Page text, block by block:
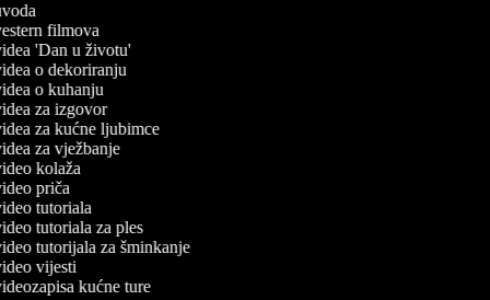
filmova
'Dan u životu'
o dekoriranju
o kuhanju
za izgovor
za kućne ljubimce
za vježbanje
kolaža
priča
tutoriala
tutoriala za ples
tutorijala za šminkanje
vijesti
kućne ture